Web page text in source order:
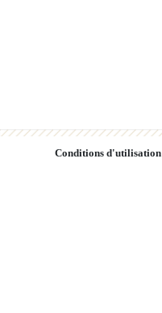
Conditions d'utilisation